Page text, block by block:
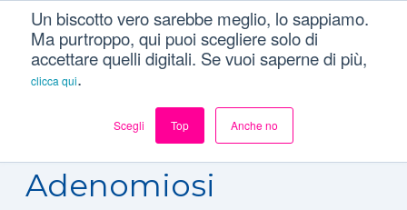
Un biscotto vero sarebbe meglio, lo sappiamo.
Ma purtroppo, qui puoi scegliere solo di
accettare quelli digitali. Se vuoi saperne di più,
clicca qui.
Scegli Top Anche no
Patologie/ Adenomiosi
Adenomiosi